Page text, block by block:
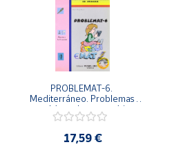
PROBLEMAT-6.
Mediterráneo. Problemas
para el área de matemáticas.
6º Educación Primaria.
17,59 €